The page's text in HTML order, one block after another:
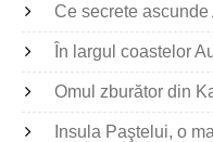
Ce secrete
În largul coastelor
Omul zburător din
Insula Paştelui, o